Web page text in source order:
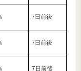
7日前後
7日前後
7日前後